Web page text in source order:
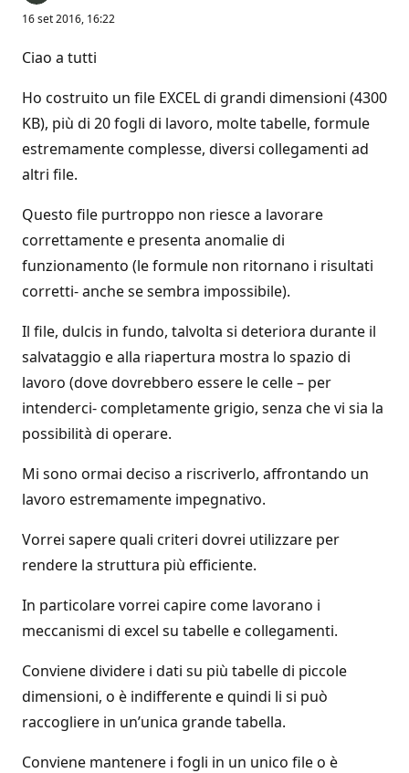
16 set 2016, 16:22
Ciao a tutti
Ho costruito un file EXCEL di grandi dimensioni (4300
KB), più di 20 fogli di lavoro, molte tabelle, formule
estremamente complesse, diversi collegamenti ad
altri file.
Questo file purtroppo non riesce a lavorare
correttamente e presenta anomalie di
funzionamento (le formule non ritornano i risultati
corretti- anche se sembra impossibile).
Il file, dulcis in fundo, talvolta si deteriora durante il
salvataggio e alla riapertura mostra lo spazio di
lavoro (dove dovrebbero essere le celle – per
intenderci- completamente grigio, senza che vi sia la
possibilità di operare.
Mi sono ormai deciso a riscriverlo, affrontando un
lavoro estremamente impegnativo.
Vorrei sapere quali criteri dovrei utilizzare per
rendere la struttura più efficiente.
In particolare vorrei capire come lavorano i
meccanismi di excel su tabelle e collegamenti.
Conviene dividere i dati su più tabelle di piccole
dimensioni, o è indifferente e quindi li si può
raccogliere in un’unica grande tabella.
Conviene mantenere i fogli in un unico file o è